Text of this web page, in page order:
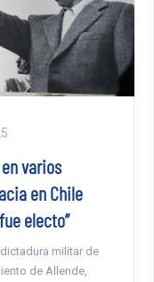
varios
en Chile
electo”
militar de
de Allende,